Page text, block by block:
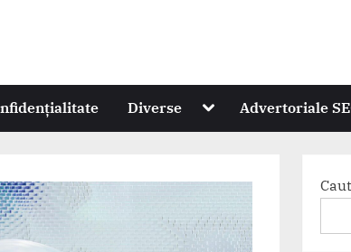
Diverse Toggle
menu
Advertoriale